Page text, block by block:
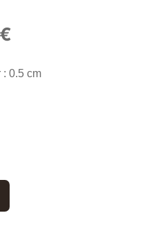
€Le
actuel
: 0.5 cm